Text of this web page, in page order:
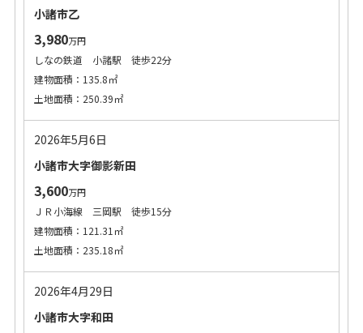
小諸市乙
3,980万円
しなの鉄道 小諸駅 徒歩22分
建物面積：135.8㎡
土地面積：250.39㎡
2026年5月6日
小諸市大字御影新田
3,600万円
ＪＲ小海線 三岡駅 徒歩15分
建物面積：121.31㎡
土地面積：235.18㎡
2026年4月29日
小諸市大字和田